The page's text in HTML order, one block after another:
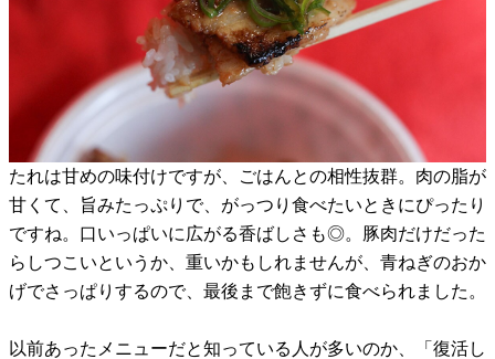
たれは甘めの味付けですが、ごはんとの相性抜群。肉の脂が
甘くて、旨みたっぷりで、がっつり食べたいときにぴったり
ですね。口いっぱいに広がる香ばしさも◎。豚肉だけだった
らしつこいというか、重いかもしれませんが、青ねぎのおか
げでさっぱりするので、最後まで飽きずに食べられました。
以前あったメニューだと知っている人が多いのか、「復活し